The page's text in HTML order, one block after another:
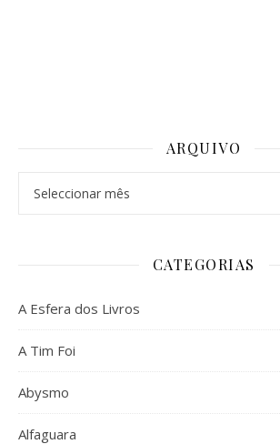
ARQUIVO
CATEGORIAS
A Esfera dos Livros
A Tim Foi
Abysmo
Alfaguara